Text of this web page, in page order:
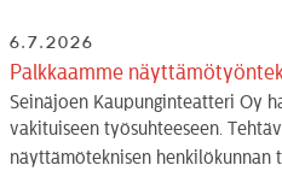
6.7.2026
Palkkaamme
Seinäjoen Kaupunginteatteri Oy
vakituiseen työsuhteeseen.
näyttämöteknisen henkilökunnan